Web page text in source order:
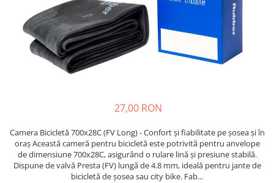
Etrieri
https://www.doctortrotineta.ro/lumini
Stop trotineta
Suruburi
Suspensie
27,00 RON
Camera Bicicletă 700x28C (FV Long) - Confort și fiabilitate pe șosea și în
oraș Această cameră pentru bicicletă este potrivită pentru anvelope
de dimensiune 700x28C, asigurând o rulare lină și presiune stabilă.
Dispune de valvă Presta (FV) lungă de 4.8 mm, ideală pentru jante de
bicicletă de șosea sau city bike. Fab...